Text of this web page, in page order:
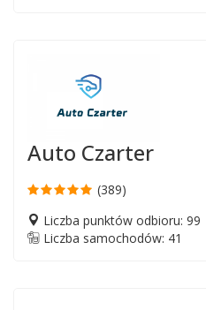
Auto Czarter
(389)
Liczba punktów odbioru: 99
Liczba samochodów: 41